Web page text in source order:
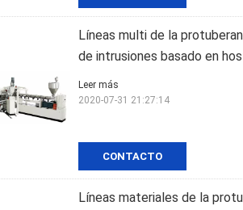
Líneas multi de la
de intrusiones basado en
CONTACTO
Leer más
2020-07-31 21:27:14
Líneas materiales de la